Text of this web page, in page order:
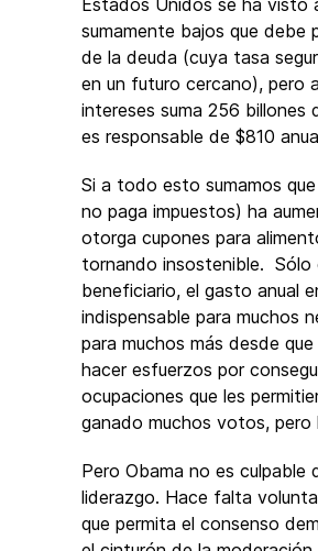
Estados Unidos se ha visto
sumamente bajos que debe
de la deuda (cuya tasa
en un futuro cercano), pero
intereses suma 256 billones
es responsable de $810
Si a todo esto sumamos
no paga impuestos) ha
otorga cupones para
tornando insostenible. Sólo
beneficiario, el gasto anual
indispensable para muchos
para muchos más desde
hacer esfuerzos por
ocupaciones que les
ganado muchos votos, pero
Pero Obama no es
liderazgo. Hace falta
que permita el consenso